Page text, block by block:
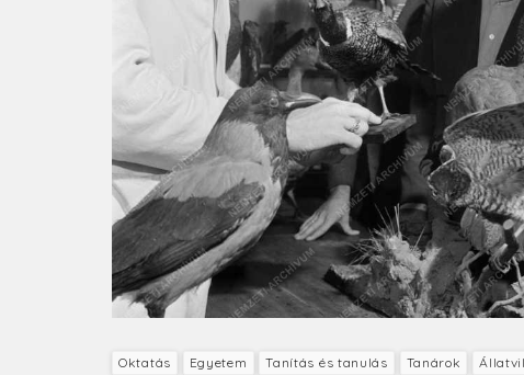
Oktatás Egyetem Tanítás és tanulás Tanárok